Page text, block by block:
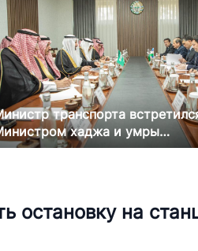
транспорта
хаджа и умры
Аравии
остановку на